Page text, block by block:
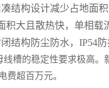
凑结构设计减少占地面
积大且散热快，单相载
结构防尘防水，IP54
槽的稳定性要求极高
费超百万元。